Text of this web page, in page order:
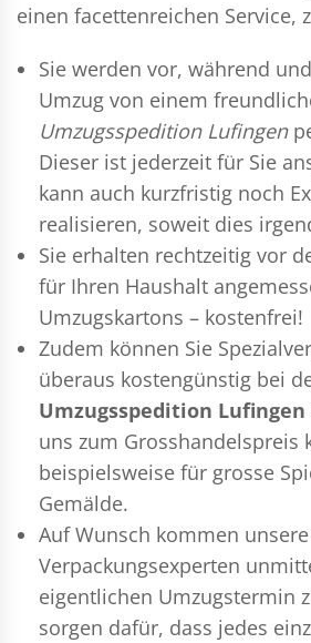
einen facettenreichen Service,
Sie werden vor, während
Umzug von einem
Umzugsspedition Lufingen
Dieser ist jederzeit für Sie
kann auch kurzfristig noch
realisieren, soweit dies
Sie erhalten rechtzeitig vor
für Ihren Haushalt
Umzugskartons – kostenfrei!
Zudem können Sie
überaus kostengünstig bei
Umzugsspedition Lufingen
uns zum Grosshandelspreis
beispielsweise für grosse
Gemälde.
Auf Wunsch kommen
Verpackungsexperten
eigentlichen Umzugstermin
sorgen dafür, dass jedes